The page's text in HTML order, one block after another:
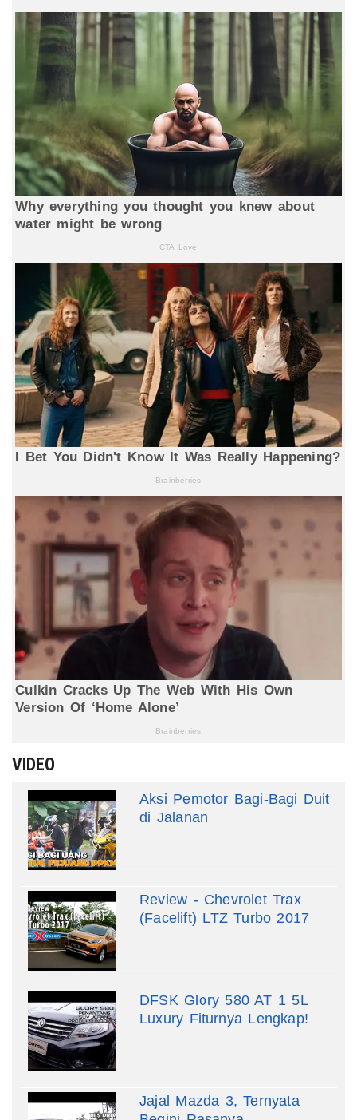
VIDEO
Aksi Pemotor Bagi-Bagi Duit
di Jalanan
Review - Chevrolet Trax
(Facelift) LTZ Turbo 2017
DFSK Glory 580 AT 1 5L
Luxury Fiturnya Lengkap!
Jajal Mazda 3, Ternyata